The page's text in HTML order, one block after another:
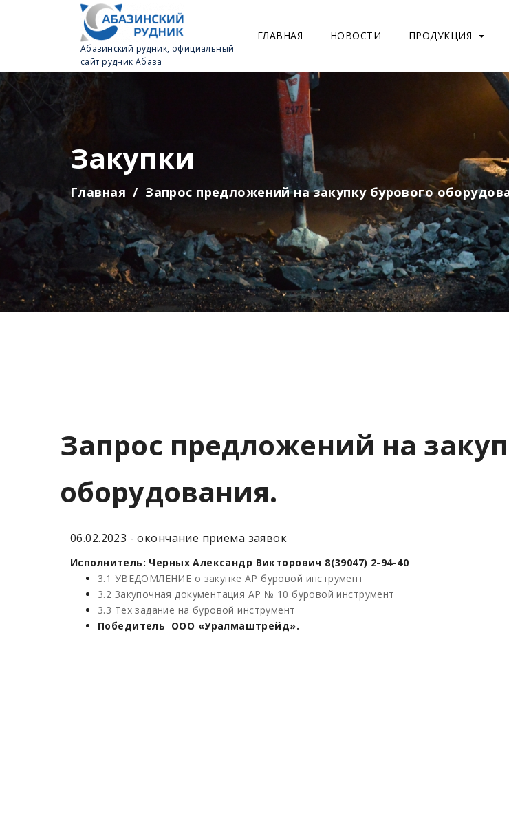
Абазинский рудник, официальный
сайт рудник Абаза
ГЛАВНАЯ НОВОСТИ ПРОДУКЦИЯ
Закупки
Главная Запрос предложений на закупку бурового
Запрос предложений на
оборудования.
06.02.2023 - окончание приема заявок
Исполнитель: Черных Александр Викторович 8(39047) 2-94-40
3.1 УВЕДОМЛЕНИЕ о закупке АР буровой инструмент
3.2 Закупочная документация АР № 10 буровой инструмент
3.3 Тех задание на буровой инструмент
Победитель ООО «Уралмаштрейд».